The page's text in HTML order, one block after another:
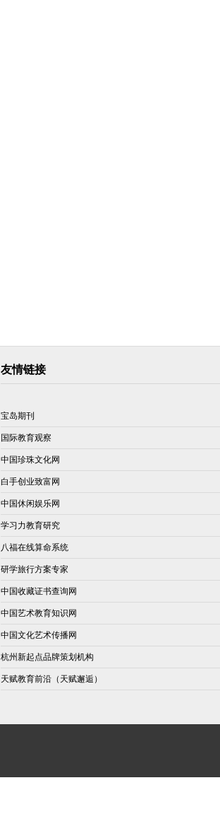
友情链接
宝岛期刊
国际教育观察
中国珍珠文化网
白手创业致富网
中国休闲娱乐网
学习力教育研究
八福在线算命系统
研学旅行方案专家
中国收藏证书查询网
中国艺术教育知识网
中国文化艺术传播网
杭州新起点品牌策划机构
天赋教育前沿（天赋邂逅）